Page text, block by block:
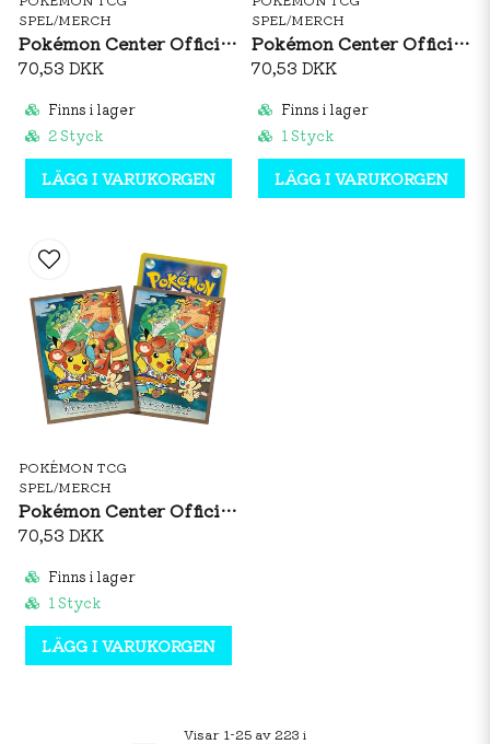
SPEL/MERCH
Pokémon Center Official Card Sleeves: Team Rocket
70,53 DKK
Finns i lager
2 Styck
LÄGG I VARUKORGEN
SPEL/MERCH
Pokémon Center Official Card Sleeves: Mega Greninja
70,53 DKK
Finns i lager
1 Styck
LÄGG I VARUKORGEN
POKÉMON TCG
SPEL/MERCH
Pokémon Center Official Card Sleeves: Nebuta Festival Pikachu
70,53 DKK
Finns i lager
1 Styck
LÄGG I VARUKORGEN
Visar 1-25 av 223 i